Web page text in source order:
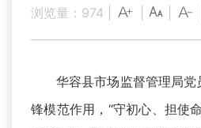
浏览量： 974
华容县市场监督管理局
锋模范作用，“守初心、担使